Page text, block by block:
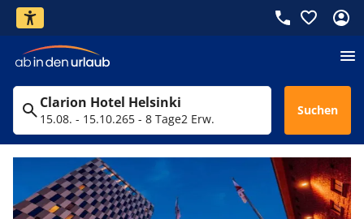
Clarion Hotel Helsinki
15.08. - 15.10.265 - 8 Tage2 Erw.
Suchen